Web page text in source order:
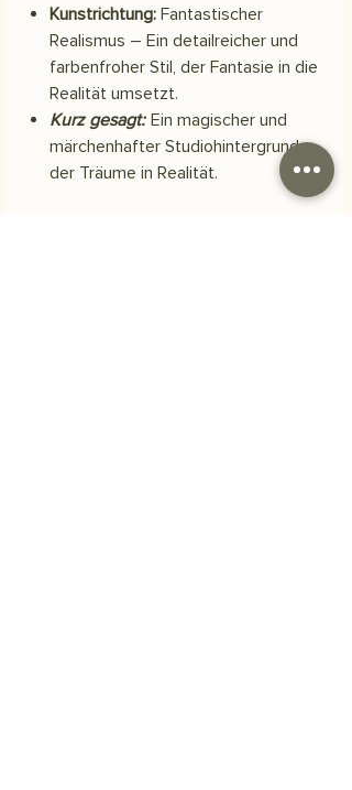
Kunstrichtung: Fantastischer
Realismus – Ein detailreicher und
farbenfroher Stil, der Fantasie in die
Realität umsetzt.
Kurz gesagt: Ein magischer und
märchenhafter Studiohintergrund,
der Träume in Realität.